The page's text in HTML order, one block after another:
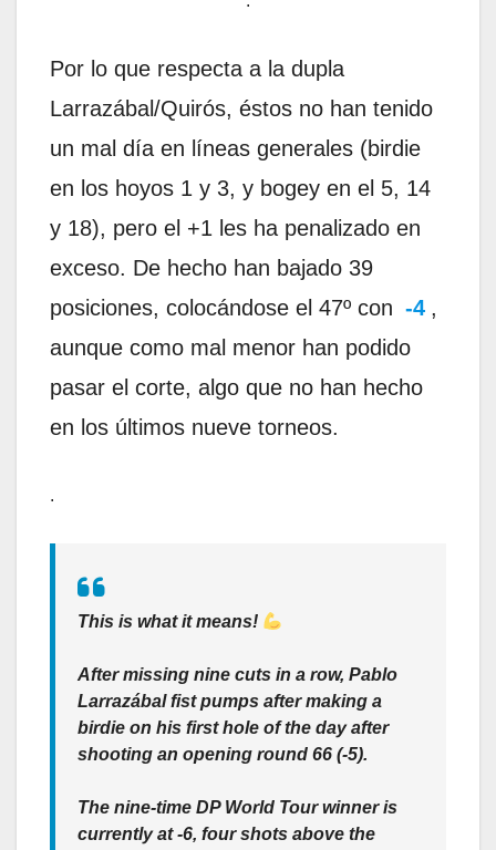
Por lo que respecta a la dupla
Larrazábal/Quirós, éstos no han tenido
un mal día en líneas generales (birdie
en los hoyos 1 y 3, y bogey en el 5, 14
y 18), pero el +1 les ha penalizado en
exceso. De hecho han bajado 39
posiciones, colocándose el 47º con -4 ,
aunque como mal menor han podido
pasar el corte, algo que no han hecho
en los últimos nueve torneos.
.
This is what it means!
After missing nine cuts in a row, Pablo
Larrazábal fist pumps after making a
birdie on his first hole of the day after
shooting an opening round 66 (-5).
The nine-time DP World Tour winner is
currently at -6, four shots above the